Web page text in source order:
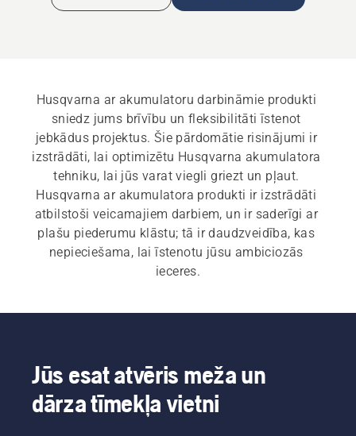
Husqvarna ar akumulatoru darbināmie produkti
sniedz jums brīvību un fleksibilitāti īstenot
jebkādus projektus. Šie pārdomātie risinājumi ir
izstrādāti, lai optimizētu Husqvarna akumulatora
tehniku, lai jūs varat viegli griezt un pļaut.
Husqvarna ar akumulatora produkti ir izstrādāti
atbilstoši veicamajiem darbiem, un ir saderīgi ar
plašu piederumu klāstu; tā ir daudzveidība, kas
nepieciešama, lai īstenotu jūsu ambiciozās
ieceres.
Jūs esat atvēris meža un
dārza tīmekļa vietni